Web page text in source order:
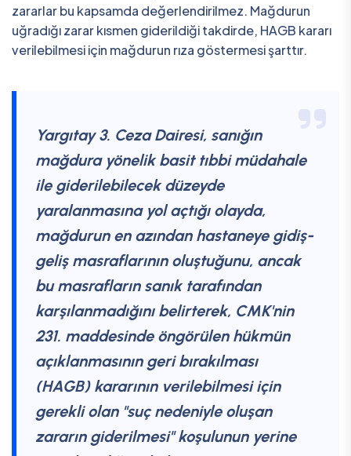
zararlar bu kapsamda değerlendirilmez. Mağdurun
uğradığı zarar kısmen giderildiği takdirde, HAGB kararı
verilebilmesi için mağdurun rıza göstermesi şarttır.
Yargıtay 3. Ceza Dairesi, sanığın
mağdura yönelik basit tıbbi müdahale
ile giderilebilecek düzeyde
yaralanmasına yol açtığı olayda,
mağdurun en azından hastaneye gidiş-
geliş masraflarının oluştuğunu, ancak
bu masrafların sanık tarafından
karşılanmadığını belirterek, CMK'nin
231. maddesinde öngörülen hükmün
açıklanmasının geri bırakılması
(HAGB) kararının verilebilmesi için
gerekli olan "suç nedeniyle oluşan
zararın giderilmesi" koşulunun yerine